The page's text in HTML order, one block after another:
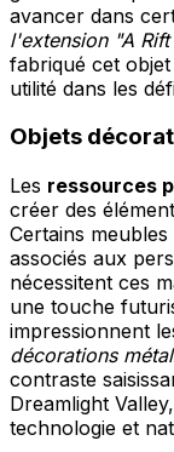
avancer dans
l'extension "A
fabriqué cet
utilité dans les
Objets
Les ressources
créer des
Certains
associés aux
nécessitent ces
une touche
impressionnent
décorations
contraste
Dreamlight
technologie et